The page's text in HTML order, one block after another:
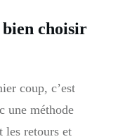
bien choisir
coup, c’est
une méthode
les retours et